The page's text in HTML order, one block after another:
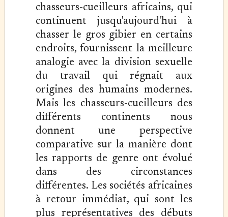
chasseurs-cueilleurs africains, qui
continuent jusqu'aujourd'hui à
chasser le gros gibier en certains
endroits, fournissent la meilleure
analogie avec la division sexuelle
du travail qui régnait aux
origines des humains modernes.
Mais les chasseurs-cueilleurs des
différents continents nous
donnent une perspective
comparative sur la manière dont
les rapports de genre ont évolué
dans des circonstances
différentes. Les sociétés africaines
à retour immédiat, qui sont les
plus représentatives des débuts